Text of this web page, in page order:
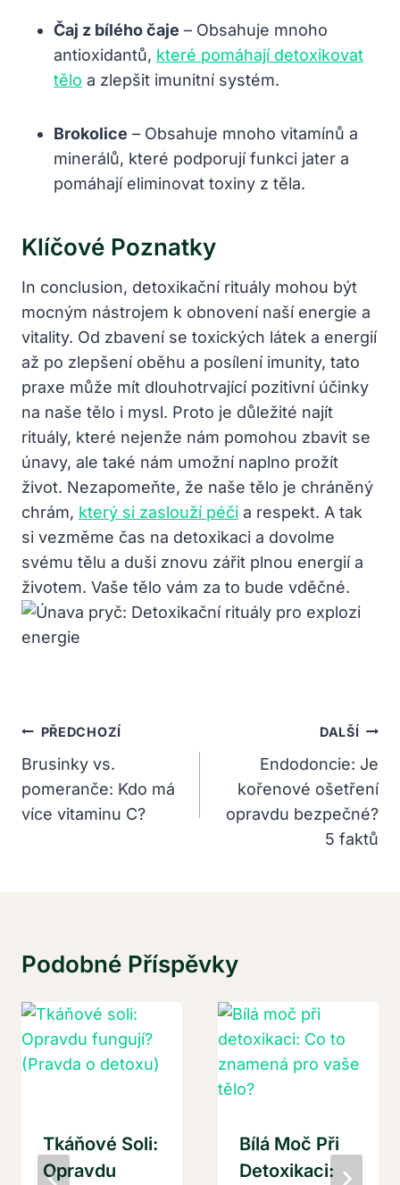
Čaj⁣ z bílého čaje – Obsahuje mnoho
antioxidantů, které pomáhají detoxikovat
tělo a zlepšit imunitní systém.
Brokolice – Obsahuje mnoho ⁢vitamínů a
minerálů, které podporují funkci jater a
pomáhají eliminovat toxiny z těla.
Klíčové ⁢Poznatky
In conclusion, detoxikační ‍rituály mohou být
mocným nástrojem k obnovení naší energie a
⁣vitality. Od zbavení se toxických látek a energií
až po zlepšení oběhu a posílení imunity, tato
praxe může mít dlouhotrvající pozitivní účinky
na naše tělo i mysl. Proto je důležité najít
rituály, které nejenže nám pomohou zbavit‍ se
únavy, ale také nám umožní​ naplno prožít
život.⁢ Nezapomeňte, že‌ naše tělo je chráněný
chrám, který si zaslouží péči a respekt. A tak
si vezměme ‍čas⁣ na detoxikaci a dovolme
svému tělu a duši znovu ‌zářit​ plnou energií a
životem. Vaše ⁣tělo vám​ za to bude vděčné.
Navigace
Pro
Příspěvek
PŘEDCHOZÍ
Brusinky vs.
pomeranče: Kdo má
více vitaminu C?
DALŠÍ
Endodoncie: Je
kořenové ošetření
opravdu bezpečné?
5 faktů
Podobné Příspěvky
Tkáňové Soli:
Opravdu
Bílá Moč Při
Detoxikaci: